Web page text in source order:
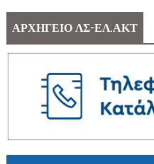
ΑΡΧΗΓΕΙΟ ΛΣ-ΕΛ.ΑΚΤ